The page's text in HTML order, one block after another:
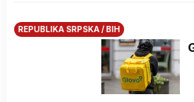
REPUBLIKA SRPSKA / BIH